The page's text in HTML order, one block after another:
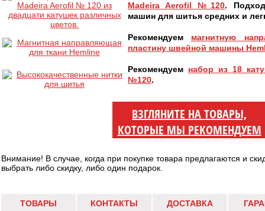
Madeira Aerofil №120.
машин для шитья средних и
Рекомендуем магнитную
пластину швейной машины
Рекомендуем набор из 18
№120.
ВЗГЛЯНИТЕ НА ТОВАРЫ,
КОТОРЫЕ МЫ РЕКОМЕНДУЕМ
Внимание! В случае, когда при покупке товара предлагаются и
выбрать либо скидку, либо один подарок.
ТОВАРЫ КОНТАКТЫ ДОСТАВКА